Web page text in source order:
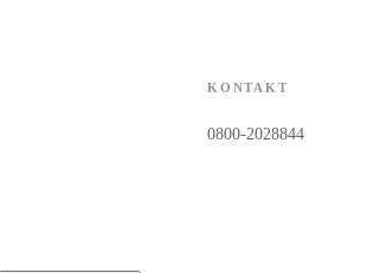
KONTAKT
0800-2028844